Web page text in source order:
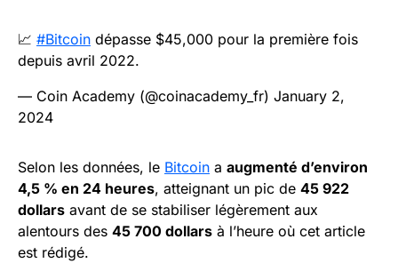
📈 #Bitcoin dépasse $45,000 pour la première fois
depuis avril 2022.
— Coin Academy (@coinacademy_fr) January 2,
2024
Selon les données, le Bitcoin a augmenté d’environ
4,5 % en 24 heures, atteignant un pic de 45 922
dollars avant de se stabiliser légèrement aux
alentours des 45 700 dollars à l’heure où cet article
est rédigé.